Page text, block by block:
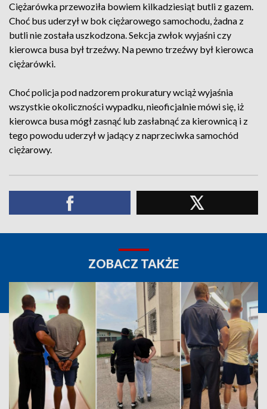
Ciężarówka przewoziła bowiem kilkadziesiąt butli z gazem.
Choć bus uderzył w bok ciężarowego samochodu, żadna z
butli nie została uszkodzona. Sekcja zwłok wyjaśni czy
kierowca busa był trzeźwy. Na pewno trzeźwy był kierowca
ciężarówki.
Choć policja pod nadzorem prokuratury wciąż wyjaśnia
wszystkie okoliczności wypadku, nieoficjalnie mówi się, iż
kierowca busa mógł zasnąć lub zasłabnąć za kierownicą i z
tego powodu uderzył w jadący z naprzeciwka samochód
ciężarowy.
ZOBACZ TAKŻE